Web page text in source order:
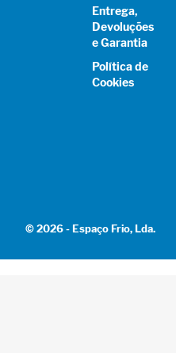
Entrega,
Devoluções
e Garantia
Política de
Cookies
© 2026 - Espaço Frio, Lda.